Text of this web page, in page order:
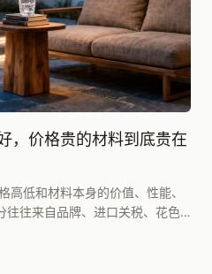
，价格贵的材料到底贵在
高低和材料本身的价值、性能、
往往来自品牌、进口关税、花色